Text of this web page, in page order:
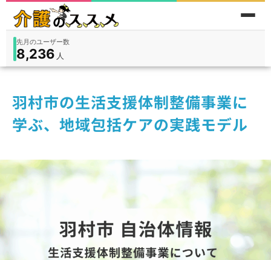
在宅9,360入所3,194
先月のユーザー数
8,236 人
件
羽村市の生活支援体制整備事業に
学ぶ、地域包括ケアの実践モデル